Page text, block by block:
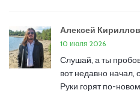
Алексей Кириллов
10 июля 2026
Слушай, а ты
вот недавно начал,
Руки горят по-